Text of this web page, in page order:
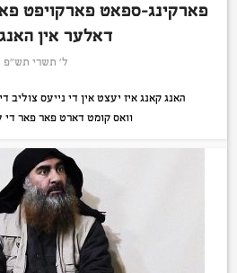
פארקינג-ספאט פארקויפט
דאלער אין
ל׳ תשרי תש״פ
האנג קאנג איז יעצט אין די נייעס
וואס קומט דארט פאר פאר